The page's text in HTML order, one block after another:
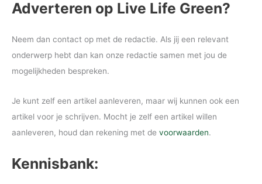
Adverteren op Live Life Green?
Neem dan contact op met de redactie. Als jij een relevant
onderwerp hebt dan kan onze redactie samen met jou de
mogelijkheden bespreken.
Je kunt zelf een artikel aanleveren, maar wij kunnen ook een
artikel voor je schrijven. Mocht je zelf een artikel willen
aanleveren, houd dan rekening met de voorwaarden.
Kennisbank: